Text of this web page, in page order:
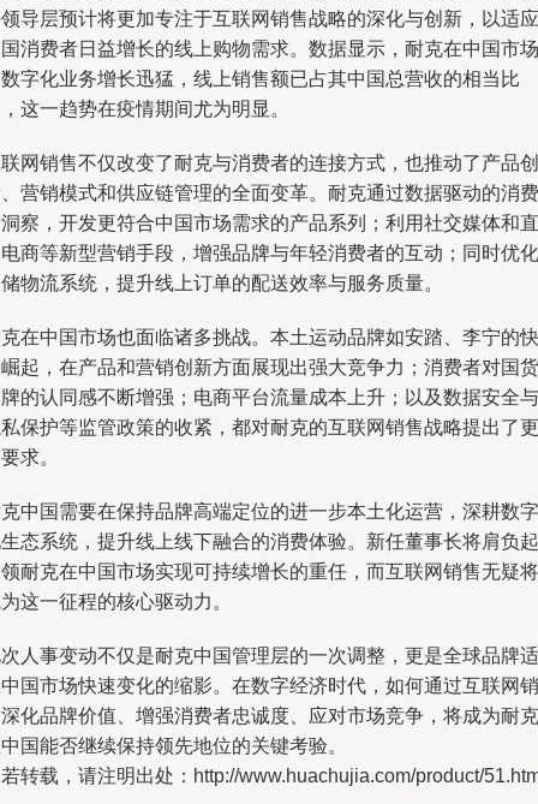
导层预计将更加专注于互联网销售战略的深化与创新，以适应
消费者日益增长的线上购物需求。数据显示，耐克在中国市场
字化业务增长迅猛，线上销售额已占其中国总营收的相当比
这一趋势在疫情期间尤为明显。
网销售不仅改变了耐克与消费者的连接方式，也推动了产品创
营销模式和供应链管理的全面变革。耐克通过数据驱动的消费
察，开发更符合中国市场需求的产品系列；利用社交媒体和直
商等新型营销手段，增强品牌与年轻消费者的互动；同时优化
物流系统，提升线上订单的配送效率与服务质量。
在中国市场也面临诸多挑战。本土运动品牌如安踏、李宁的快
起，在产品和营销创新方面展现出强大竞争力；消费者对国货
的认同感不断增强；电商平台流量成本上升；以及数据安全与
保护等监管政策的收紧，都对耐克的互联网销售战略提出了更
求。
中国需要在保持品牌高端定位的进一步本土化运营，深耕数字
态系统，提升线上线下融合的消费体验。新任董事长将肩负起
耐克在中国市场实现可持续增长的重任，而互联网销售无疑将
这一征程的核心驱动力。
人事变动不仅是耐克中国管理层的一次调整，更是全球品牌适
国市场快速变化的缩影。在数字经济时代，如何通过互联网销
化品牌价值、增强消费者忠诚度、应对市场竞争，将成为耐克
国能否继续保持领先地位的关键考验。
转载，请注明出处：http://www.huachujia.com/product/